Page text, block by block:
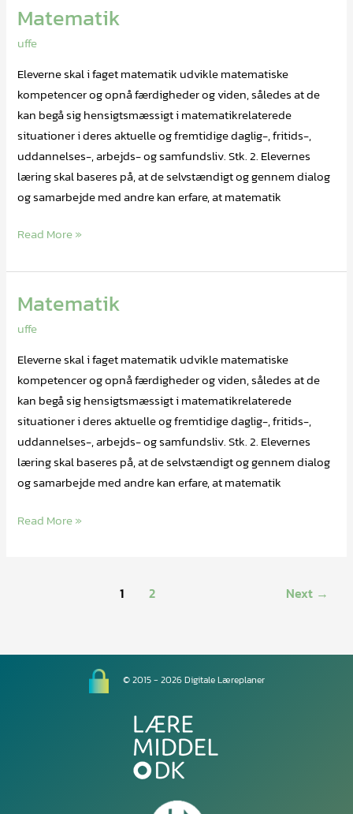
Matematik
uffe
Eleverne skal i faget matematik udvikle matematiske
kompetencer og opnå færdigheder og viden, således at de
kan begå sig hensigtsmæssigt i matematikrelaterede
situationer i deres aktuelle og fremtidige daglig-, fritids-,
uddannelses-, arbejds- og samfundsliv. Stk. 2. Elevernes
læring skal baseres på, at de selvstændigt og gennem dialog
og samarbejde med andre kan erfare, at matematik
Matematik
Read More »
Matematik
uffe
Eleverne skal i faget matematik udvikle matematiske
kompetencer og opnå færdigheder og viden, således at de
kan begå sig hensigtsmæssigt i matematikrelaterede
situationer i deres aktuelle og fremtidige daglig-, fritids-,
uddannelses-, arbejds- og samfundsliv. Stk. 2. Elevernes
læring skal baseres på, at de selvstændigt og gennem dialog
og samarbejde med andre kan erfare, at matematik
Matematik
Read More »
1 2 Next →
© 2015 - 2026 Digitale Læreplaner